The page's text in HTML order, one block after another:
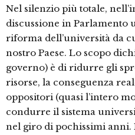
Nel silenzio più totale,
discussione in Parlamento
riforma dell’università da
nostro Paese. Lo scopo
governo) è di ridurre gli
risorse, la conseguenza
oppositori (quasi l’intero
condurre il sistema
nel giro di pochissimi